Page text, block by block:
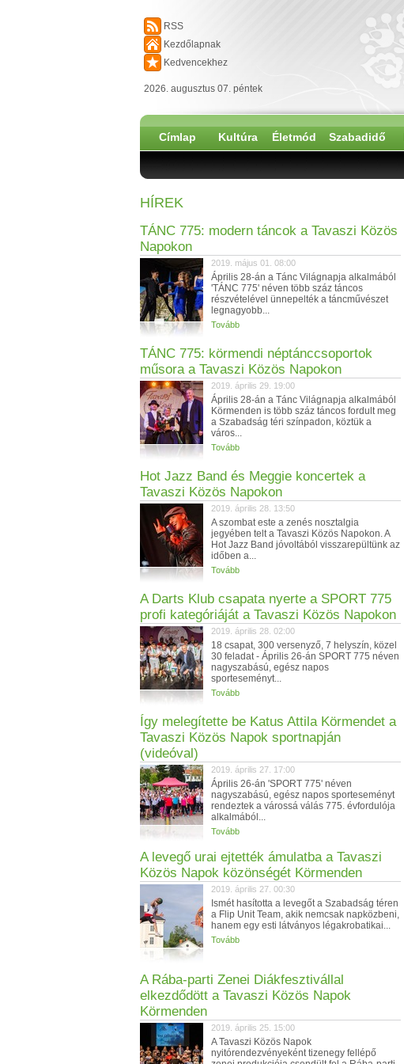
RSS
Kezdőlapnak
Kedvencekhez
2026. augusztus 07. péntek
Címlap Kultúra Életmód Szabadidő
HÍREK
TÁNC 775: modern táncok a Tavaszi Közös
Napokon
2019. május 01. 08:00
Április 28-án a Tánc Világnapja alkalmából
'TÁNC 775' néven több száz táncos
részvételével ünnepelték a táncművészet
legnagyobb...
Tovább
TÁNC 775: körmendi néptánccsoportok
műsora a Tavaszi Közös Napokon
2019. április 29. 19:00
Április 28-án a Tánc Világnapja alkalmából
Körmenden is több száz táncos fordult meg
a Szabadság téri színpadon, köztük a
város...
Tovább
Hot Jazz Band és Meggie koncertek a
Tavaszi Közös Napokon
2019. április 28. 13:50
A szombat este a zenés nosztalgia
jegyében telt a Tavaszi Közös Napokon. A
Hot Jazz Band jóvoltából visszarepültünk az
időben a...
Tovább
A Darts Klub csapata nyerte a SPORT 775
profi kategóriáját a Tavaszi Közös Napokon
2019. április 28. 02:00
18 csapat, 300 versenyző, 7 helyszín, közel
30 feladat - Április 26-án SPORT 775 néven
nagyszabású, egész napos
sporteseményt...
Tovább
Így melegítette be Katus Attila Körmendet a
Tavaszi Közös Napok sportnapján
(videóval)
2019. április 27. 17:00
Április 26-án 'SPORT 775' néven
nagyszabású, egész napos sporteseményt
rendeztek a várossá válás 775. évfordulója
alkalmából...
Tovább
A levegő urai ejtették ámulatba a Tavaszi
Közös Napok közönségét Körmenden
2019. április 27. 00:30
Ismét hasította a levegőt a Szabadság téren
a Flip Unit Team, akik nemcsak napközbeni,
hanem egy esti látványos légakrobatikai...
Tovább
A Rába-parti Zenei Diákfesztivállal
elkezdődött a Tavaszi Közös Napok
Körmenden
2019. április 25. 15:00
A Tavaszi Közös Napok
nyitórendezvényeként tizenegy fellépő